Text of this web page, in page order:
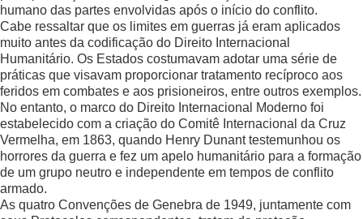
humano das partes envolvidas após o início do conflito.
Cabe ressaltar que os limites em guerras já eram aplicados
muito antes da codificação do Direito Internacional
Humanitário. Os Estados costumavam adotar uma série de
práticas que visavam proporcionar tratamento recíproco aos
feridos em combates e aos prisioneiros, entre outros exemplos.
No entanto, o marco do Direito Internacional Moderno foi
estabelecido com a criação do Comitê Internacional da Cruz
Vermelha, em 1863, quando Henry Dunant testemunhou os
horrores da guerra e fez um apelo humanitário para a formação
de um grupo neutro e independente em tempos de conflito
armado.
As quatro Convenções de Genebra de 1949, juntamente com